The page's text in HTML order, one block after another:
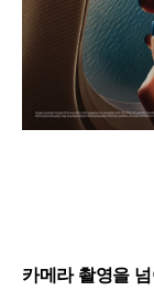
카메라 촬영을